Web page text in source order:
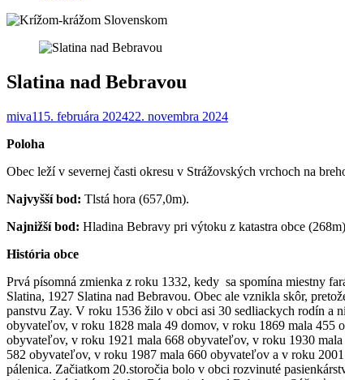
Slatina nad Bebravou
miva115. februára 202422. novembra 2024
Poloha
Obec leží v severnej časti okresu v Strážovských vrchoch na
Najvyšší bod: Tlstá hora (657,0m).
Najnižší bod: Hladina Bebravy pri výtoku z katastra obce
História obce
Prvá písomná zmienka z roku 1332, kedy sa spomína miestny
Slatina, 1927 Slatina nad Bebravou. Obec ale vznikla skôr,
panstvu Zay. V roku 1536 žilo v obci asi 30 sedliackych rodín a
obyvateľov, v roku 1828 mala 49 domov, v roku 1869 mala
obyvateľov, v roku 1921 mala 668 obyvateľov, v roku 1930
582 obyvateľov, v roku 1987 mala 660 obyvateľov a v roku
pálenica. Začiatkom 20.storočia bolo v obci rozvinuté